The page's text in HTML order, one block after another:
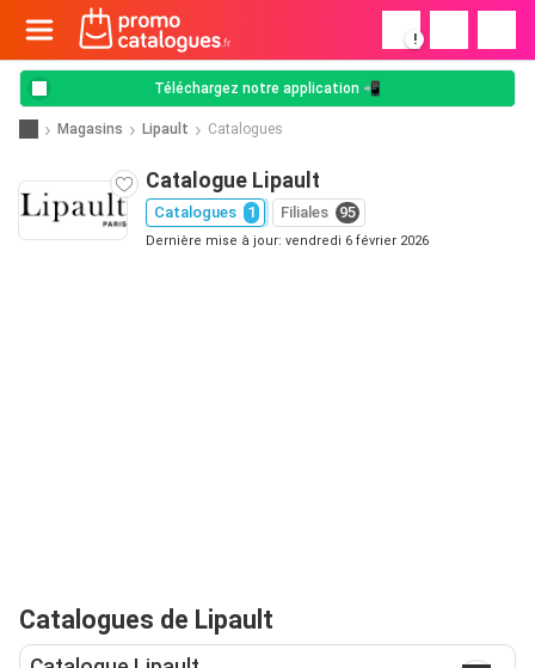
!
Téléchargez notre application 📲
Magasins Lipault Catalogues
Catalogue Lipault
Catalogues 1 Filiales 95
Dernière mise à jour: vendredi 6 février 2026
Catalogues de Lipault